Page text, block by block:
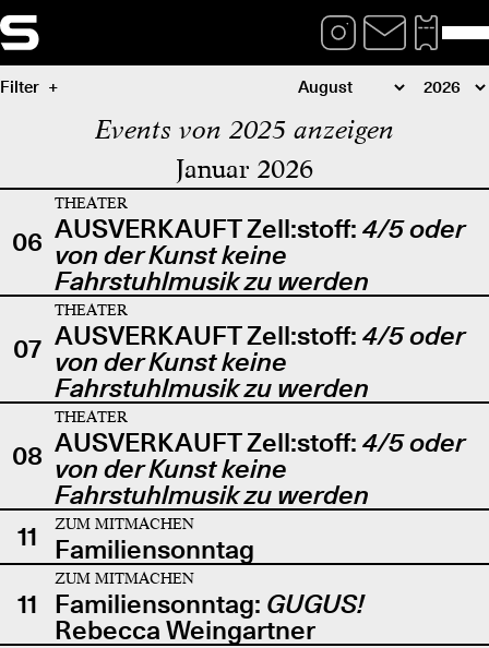
Filter
Events von 2025 anzeigen
Januar 2026
06
THEATER
AUSVERKAUFT Zell:stoff: 4/5 oder
von der Kunst keine
Fahrstuhlmusik zu werden
07
THEATER
AUSVERKAUFT Zell:stoff: 4/5 oder
von der Kunst keine
Fahrstuhlmusik zu werden
08
THEATER
AUSVERKAUFT Zell:stoff: 4/5 oder
von der Kunst keine
Fahrstuhlmusik zu werden
11
ZUM MITMACHEN
Familiensonntag
11
ZUM MITMACHEN
Familiensonntag: GUGUS!
Rebecca Weingartner